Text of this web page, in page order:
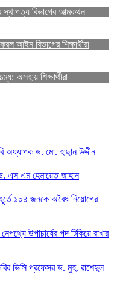
স্থাপত্য বিভাগের আত্মকথন
আইন বিভাগের শিক্ষার্থীরা
অসহায় শিক্ষার্থীরা
অধ্যাপক ড. মো. হাছান উদ্দীন
এস এম হেমায়েত জাহান
১০৪ জনকে অবৈধ নিয়োগের
উপাচার্যের পদ টিকিয়ে রাখার
ভিসি প্রফেসর ড. মুহ. রাশেদুল